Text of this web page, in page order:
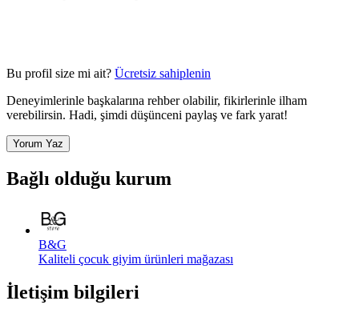
Bu profil size mi ait? Ücretsiz sahiplenin
Deneyimlerinle başkalarına rehber olabilir, fikirlerinle ilham
verebilirsin. Hadi, şimdi düşünceni paylaş ve fark yarat!
Yorum Yaz
Bağlı olduğu kurum
B&G
Kaliteli çocuk giyim ürünleri mağazası
İletişim bilgileri